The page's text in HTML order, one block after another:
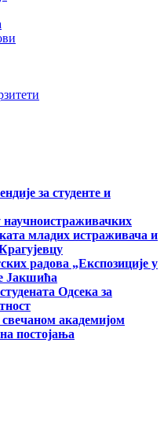
за студенте и
младих истраживача и
радова „Експозиције у
Јакшића
Одсека за
академијом
постојања